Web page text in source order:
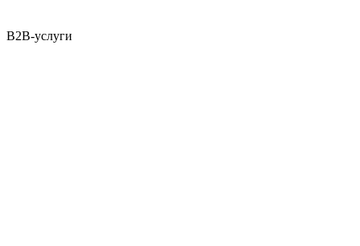
B2B-услуги